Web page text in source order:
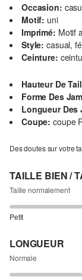
Occasion:
Motif: uni
Imprimé: Motif
Style: casual,
Ceinture:
Hauteur De
Forme Des
Longueur Des
Coupe: coupe
Des doutes sur votre
TAILLE BIEN /
Taille normalement
Petit
LONGUEUR
Normale